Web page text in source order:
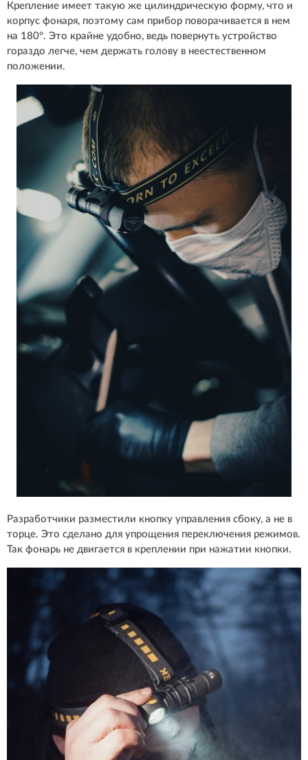
Крепление имеет такую же цилиндрическую форму, что и
корпус фонаря, поэтому сам прибор поворачивается в нем
на 180°. Это крайне удобно, ведь повернуть устройство
гораздо легче, чем держать голову в неестественном
положении.
Разработчики разместили кнопку управления сбоку, а не в
торце. Это сделано для упрощения переключения режимов.
Так фонарь не двигается в креплении при нажатии кнопки.